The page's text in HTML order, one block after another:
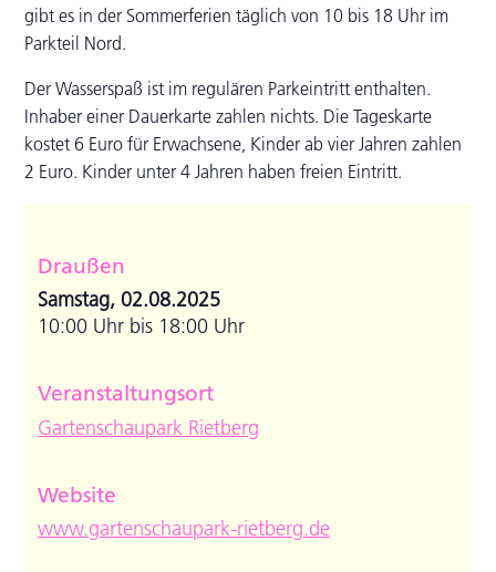
gibt es in der Sommerferien täglich von 10 bis 18 Uhr im
Parkteil Nord.
Der Wasserspaß ist im regulären Parkeintritt enthalten.
Inhaber einer Dauerkarte zahlen nichts. Die Tageskarte
kostet 6 Euro für Erwachsene, Kinder ab vier Jahren zahlen
2 Euro. Kinder unter 4 Jahren haben freien Eintritt.
Draußen
Samstag, 02.08.2025
10:00 Uhr bis 18:00 Uhr
Veranstaltungsort
Gartenschaupark Rietberg
Website
www.gartenschaupark-rietberg.de